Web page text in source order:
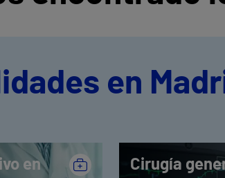
en
en
Cirugía